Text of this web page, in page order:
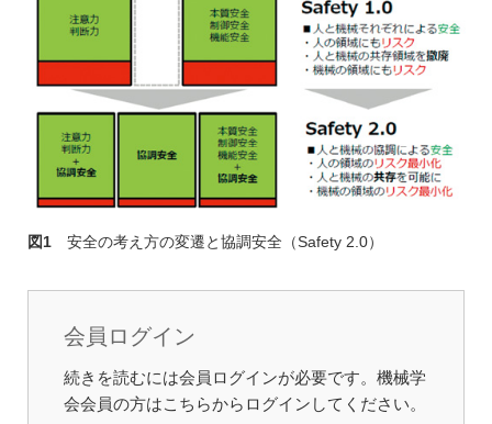
図1安全の考え方の変遷と協調安全（Safety 2.0）
会員ログイン
続きを読むには会員ログインが必要です。機械学
会会員の方はこちらからログインしてください。